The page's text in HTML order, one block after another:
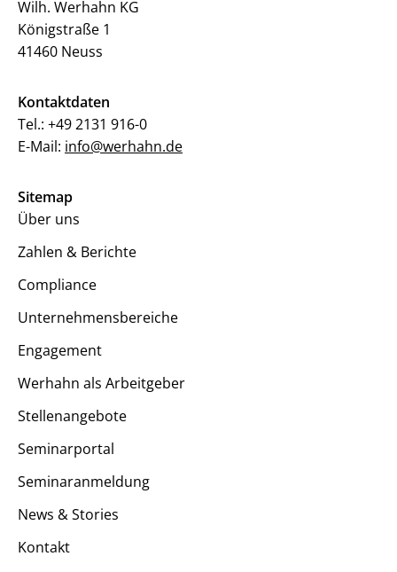
Wilh. Werhahn KG
Königstraße 1
41460 Neuss
Kontaktdaten
Tel.: +49 2131 916-0
E-Mail: info@werhahn.de
Sitemap
Über uns
Zahlen & Berichte
Compliance
Unternehmensbereiche
Engagement
Werhahn als Arbeitgeber
Stellenangebote
Seminarportal
Seminaranmeldung
News & Stories
Kontakt